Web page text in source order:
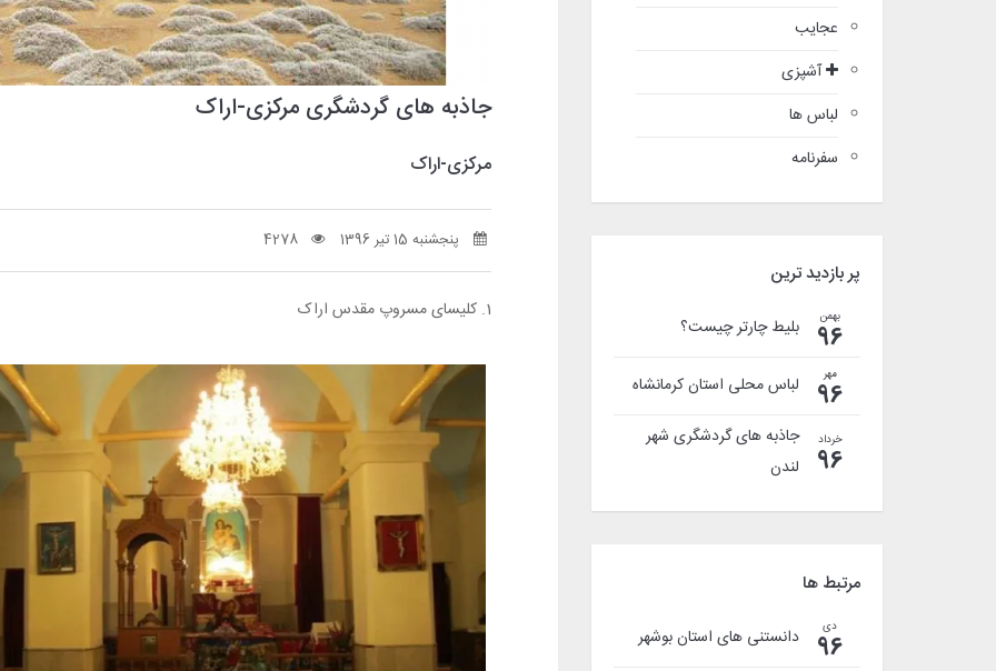
عجایب
آشپزی
لباس ها
سفرنامه
پر بازدید ترین
بهمن
96 بلیط چارتر چیست؟
مهر
96 لباس محلی استان کرمانشاه
خرداد
96
جاذبه های گردشگری شهر
لندن
مرتبط ها
دی
96 دانستنی های استان بوشهر
جاذبه های گردشگری مرکزی-اراک
مرکزی-اراک
پنجشنبه 15 تیر 1396 4278
1. کلیسای مسروپ مقدس اراک